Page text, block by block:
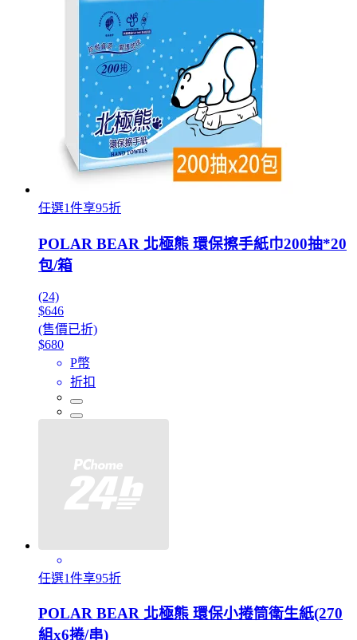
任選1件享95折
POLAR BEAR 北極熊 環保擦手紙巾200抽*20
包/箱
(24)
$646
(售價已折)
$680
P幣
折扣
任選1件享95折
POLAR BEAR 北極熊 環保小捲筒衛生紙(270
組x6捲/串)